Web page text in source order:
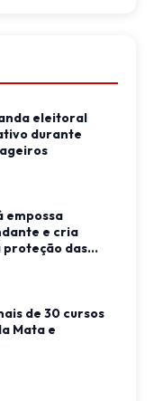
eleitoral
durante
empossa
e cria
das
de 30 cursos
Mata e